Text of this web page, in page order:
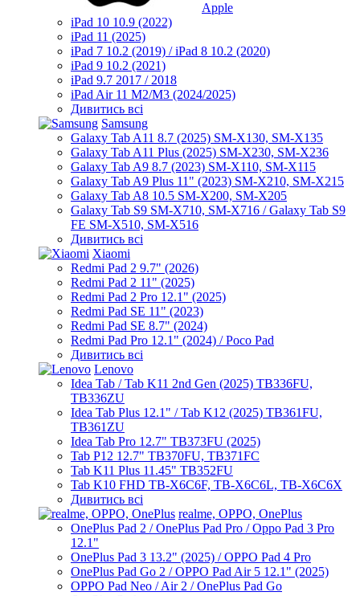
Apple
iPad 10 10.9 (2022)
iPad 11 (2025)
iPad 7 10.2 (2019) / iPad 8 10.2 (2020)
iPad 9 10.2 (2021)
iPad 9.7 2017 / 2018
iPad Air 11 M2/M3 (2024/2025)
Дивитись всі
Samsung
Galaxy Tab A11 8.7 (2025) SM-X130, SM-X135
Galaxy Tab A11 Plus (2025) SM-X230, SM-X236
Galaxy Tab A9 8.7 (2023) SM-X110, SM-X115
Galaxy Tab A9 Plus 11" (2023) SM-X210, SM-X215
Galaxy Tab A8 10.5 SM-X200, SM-X205
Galaxy Tab S9 SM-X710, SM-X716 / Galaxy Tab S9
FE SM-X510, SM-X516
Дивитись всі
Xiaomi
Redmi Pad 2 9.7" (2026)
Redmi Pad 2 11" (2025)
Redmi Pad 2 Pro 12.1" (2025)
Redmi Pad SE 11" (2023)
Redmi Pad SE 8.7" (2024)
Redmi Pad Pro 12.1" (2024) / Poco Pad
Дивитись всі
Lenovo
Idea Tab / Tab K11 2nd Gen (2025) TB336FU,
TB336ZU
Idea Tab Plus 12.1" / Tab K12 (2025) TB361FU,
TB361ZU
Idea Tab Pro 12.7" TB373FU (2025)
Tab P12 12.7" TB370FU, TB371FC
Tab K11 Plus 11.45" TB352FU
Tab K10 FHD TB-X6C6F, TB-X6C6L, TB-X6C6X
Дивитись всі
realme, OPPO, OnePlus
OnePlus Pad 2 / OnePlus Pad Pro / Oppo Pad 3 Pro
12.1"
OnePlus Pad 3 13.2" (2025) / OPPO Pad 4 Pro
OnePlus Pad Go 2 / OPPO Pad Air 5 12.1" (2025)
OPPO Pad Neo / Air 2 / OnePlus Pad Go